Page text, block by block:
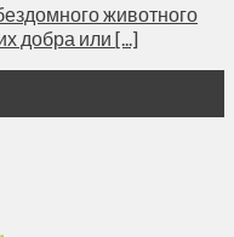
животного
добра или [...]